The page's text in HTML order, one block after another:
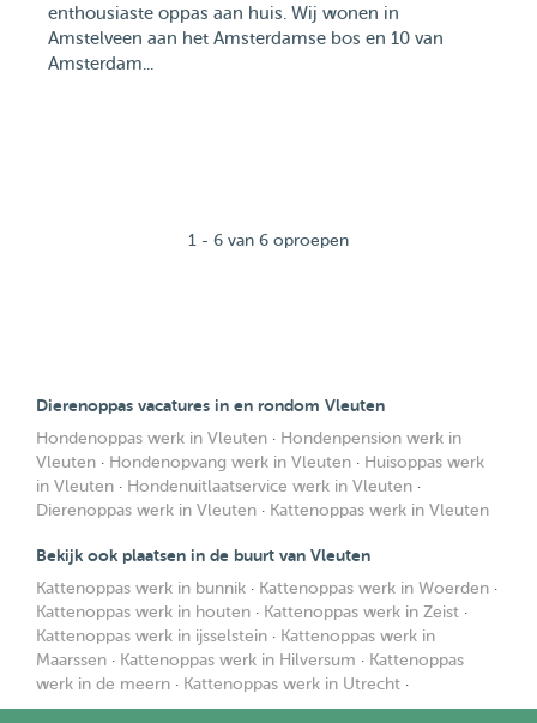
enthousiaste oppas aan huis. Wij wonen in
Amstelveen aan het Amsterdamse bos en 10 van
Amsterdam...
1 - 6 van 6 oproepen
Dierenoppas vacatures in en rondom Vleuten
Hondenoppas werk in Vleuten · Hondenpension werk in
Vleuten · Hondenopvang werk in Vleuten · Huisoppas werk
in Vleuten · Hondenuitlaatservice werk in Vleuten ·
Dierenoppas werk in Vleuten · Kattenoppas werk in Vleuten
Bekijk ook plaatsen in de buurt van Vleuten
Kattenoppas werk in bunnik · Kattenoppas werk in Woerden ·
Kattenoppas werk in houten · Kattenoppas werk in Zeist ·
Kattenoppas werk in ijsselstein · Kattenoppas werk in
Maarssen · Kattenoppas werk in Hilversum · Kattenoppas
werk in de meern · Kattenoppas werk in Utrecht ·